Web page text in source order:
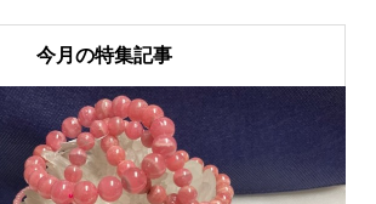
今月の特集記事